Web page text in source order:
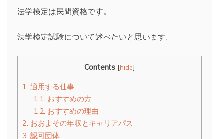
法学検定は民間資格です。
法学検定試験について述べたいと思います。
Contents [hide]
1. 適用する仕事
1.1.
おすすめの方
1.2. おすすめの理由
2. おおよその年収とキャリアパス
3. 認可団体